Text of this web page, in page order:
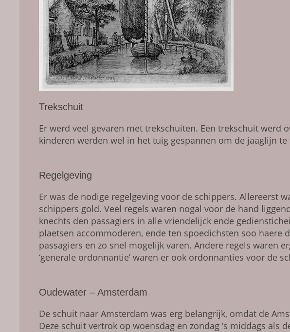
Trekschuit
Er werd veel gevaren met trekschuiten. Een trekschuit
kinderen werden wel in het tuig gespannen om de jaaglijn
Regelgeving
Er was de nodige regelgeving voor de schippers. Allereerst
schippers gold. Veel regels waren nogal voor de hand
knechts den passagiers in alle vriende­lijck ende
plaet­sen accom­moderen, ende ten spoedich­sten soo haere
passagiers en zo snel mogelijk varen. Andere regels waren
‘generale ordonnantie’ waren er ook ordonnanties voor de
Oudewater – Amsterdam
De schuit naar Amsterdam was erg belangrijk, omdat de
Deze schuit vertrok op woensdag en zondag ’s middags als